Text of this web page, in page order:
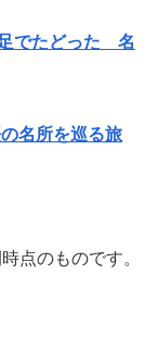
でたどった 名
名所を巡る旅
点のものです。